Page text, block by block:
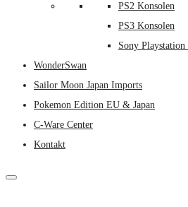
PS2 Konsolen
PS3 Konsolen
Sony
WonderSwan
Sailor Moon Japan Imports
Pokemon Edition EU & Japan
C-Ware Center
Kontakt